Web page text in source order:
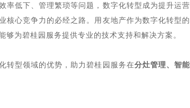
率低下、管理繁琐等问题，数字化转型成为提升运营
核心竞争力的必经之路。用友地产作为数字化转型的
为碧桂园服务提供专业的技术支持和解决方案。
转型领域的优势，助力碧桂园服务在分灶管理、智能